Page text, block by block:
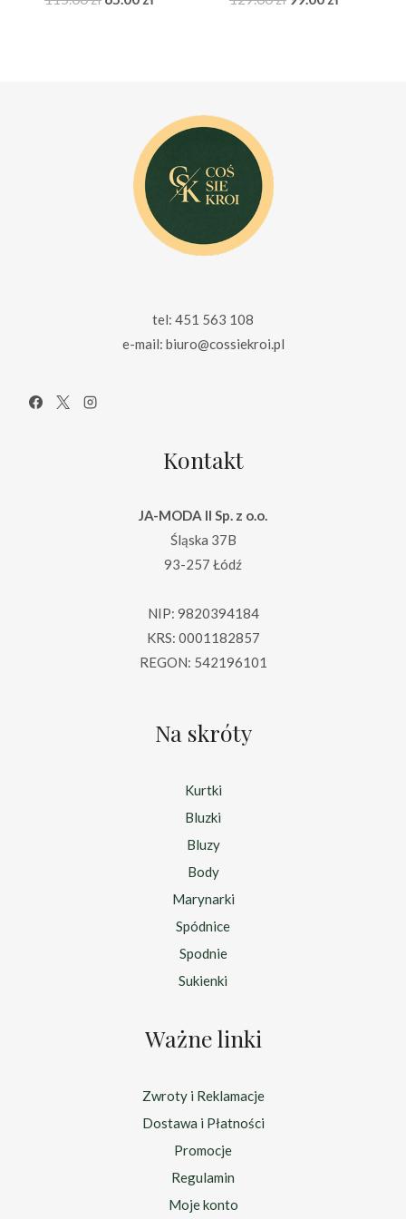
tel: 451 563 108
e-mail: biuro@cossiekroi.pl
Kontakt
JA-MODA II Sp. z o.o.
Śląska 37B
93-257 Łódź
NIP: 9820394184
KRS: 0001182857
REGON: 542196101
Na skróty
Kurtki
Bluzki
Bluzy
Body
Marynarki
Spódnice
Spodnie
Sukienki
Ważne linki
Zwroty i Reklamacje
Dostawa i Płatności
Promocje
Regulamin
Moje konto